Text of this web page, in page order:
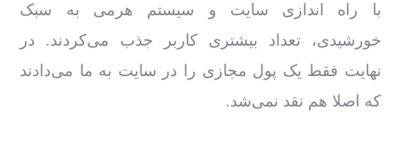
با راه اندازی سایت و سیستم هرمی به سبک
خورشیدی، تعداد بیشتری کاربر جذب می‌کردند. در
نهایت فقط یک پول مجازی را در سایت به ما می‌دادند
که اصلا هم نقد نمی‌شد.